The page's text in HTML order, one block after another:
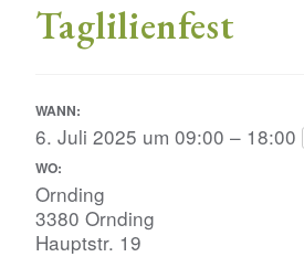
Taglilienfest
WANN:
6. Juli 2025 um 09:00 – 18:00
WO:
Ornding
3380 Ornding
Hauptstr. 19